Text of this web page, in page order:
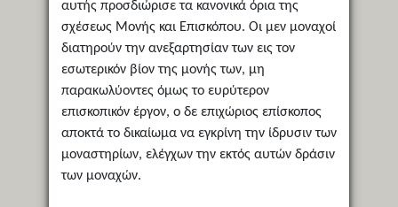
αυτής προσδιώρισε τα κανονικά όρια της
σχέσεως Μονής και Επισκόπου. Οι μεν μοναχοί
διατηρούν την ανεξαρτησίαν των εις τον
εσωτερικόν βίον της μονής των, μη
παρακωλύοντες όμως το ευρύτερον
επισκοπικόν έργον, ο δε επιχώριος επίσκοπος
αποκτά το δικαίωμα να εγκρίνη την ίδρυσιν των
μοναστηρίων, ελέγχων την εκτός αυτών δράσιν
των μοναχών.